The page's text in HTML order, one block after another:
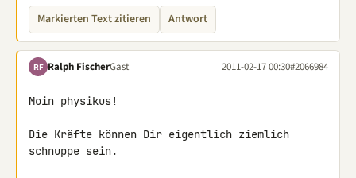
Markierten Text zitieren Antwort
RF Ralph FischerGast 2011-02-17 00:30#2066984
Moin physikus!
Die Kräfte können Dir eigentlich ziemlich
schnuppe sein.